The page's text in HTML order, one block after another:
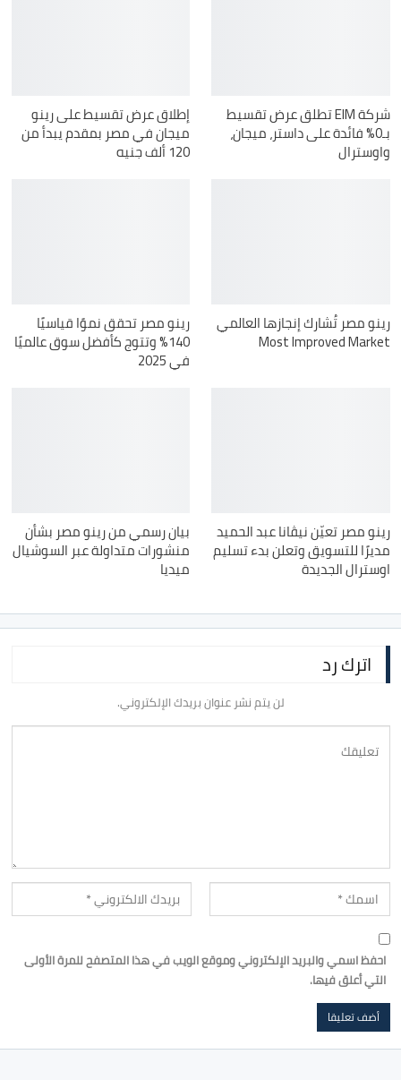
شركة EIM تطلق عرض تقسيط
بـ0% فائدة على داستر، ميجان،
واوسترال
إطلاق عرض تقسيط على رينو
ميجان في مصر بمقدم يبدأ من
120 ألف جنيه
رينو مصر تُشارك إنجازها العالمي
Most Improved Market
رينو مصر تحقق نموًا قياسيًا
140% وتتوج كأفضل سوق عالميًا
في 2025
رينو مصر تعيّن نيڤانا عبد الحميد
مديرًا للتسويق وتعلن بدء تسليم
اوسترال الجديدة
بيان رسمي من رينو مصر بشأن
منشورات متداولة عبر السوشيال
ميديا
اترك رد
لن يتم نشر عنوان بريدك الإلكتروني.
احفظ اسمي والبريد الإلكتروني وموقع الويب في هذا المتصفح للمرة الأولى
التي أعلق فيها.